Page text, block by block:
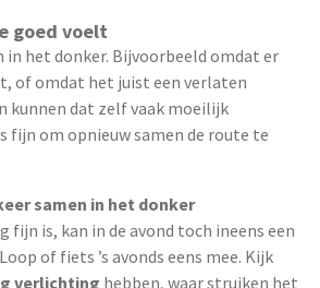
goed voelt
het donker. Bijvoorbeeld omdat er
of omdat het juist een verlaten
kunnen dat zelf vaak moeilijk
fijn om opnieuw samen de route te
samen in het donker
fijn is, kan in de avond toch ineens een
of fiets ’s avonds eens mee. Kijk
verlichting hebben, waar struiken het